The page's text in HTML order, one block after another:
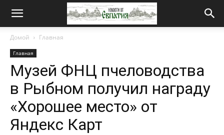
Новости
Евпатия
Домой Главная
Главная
Музей ФНЦ пчеловодства
в Рыбном получил награду
«Хорошее место» от
Яндекс Карт